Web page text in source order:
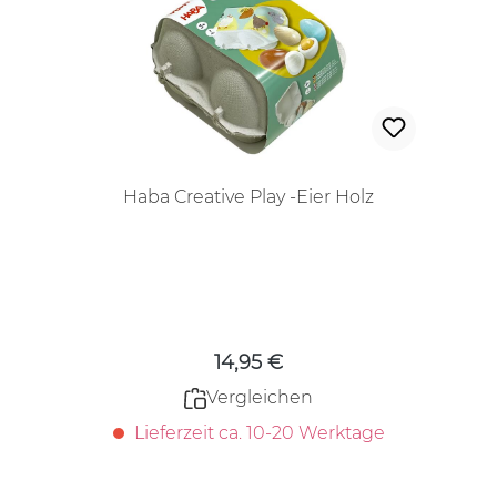
Haba Creative Play -Eier Holz
14,95 €
Vergleichen
Lieferzeit ca. 10-20 Werktage